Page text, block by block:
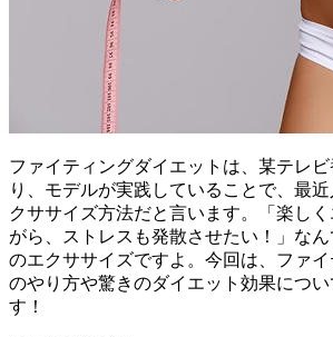
ファイティングダイエットは、某テレ
り、モデルが実践していることで、最
クササイズ方法だと言います。「楽し
がら、ストレスも発散させたい！」な
のエクササイズですよ。今回は、ファ
のやり方や驚きのダイエット効果につ
す！